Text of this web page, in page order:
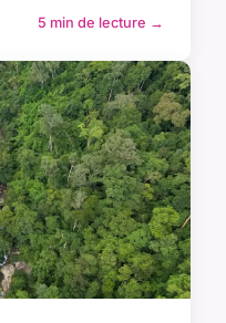
5 min de lecture →